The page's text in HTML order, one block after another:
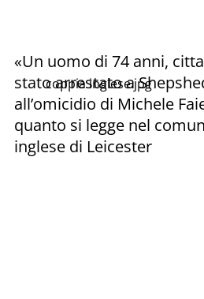
coppia inglese.jpg
«Un uomo di 74 anni,
stato arrestato a
all’omicidio di Michele
quanto si legge nel
inglese di Leicester